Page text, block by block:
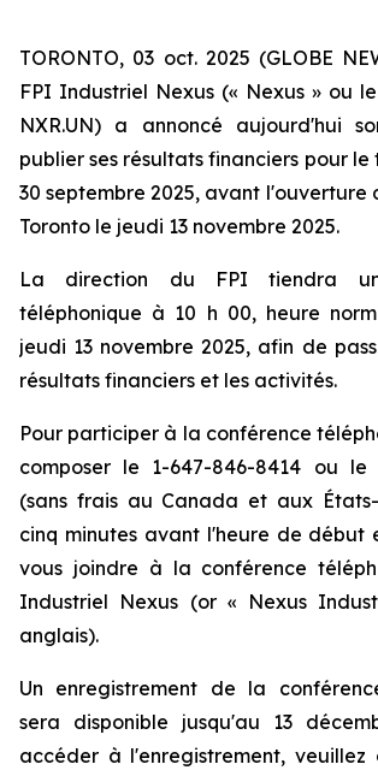
TORONTO, 03 oct. 2025 (GLOBE
FPI Industriel Nexus (« Nexus » ou
NXR.UN) a annoncé aujourd'hui
publier ses résultats financiers pour le
30 septembre 2025, avant l'ouverture
Toronto le jeudi 13 novembre 2025.
La direction du FPI tiendra
téléphonique à 10 h 00, heure
jeudi 13 novembre 2025, afin de
résultats financiers et les activités.
Pour participer à la conférence
composer le 1-647-846-8414 ou le
(sans frais au Canada et aux
cinq minutes avant l'heure de début
vous joindre à la conférence
Industriel Nexus (or « Nexus
anglais).
Un enregistrement de la
sera disponible jusqu'au 13
accéder à l'enregistrement, veuillez